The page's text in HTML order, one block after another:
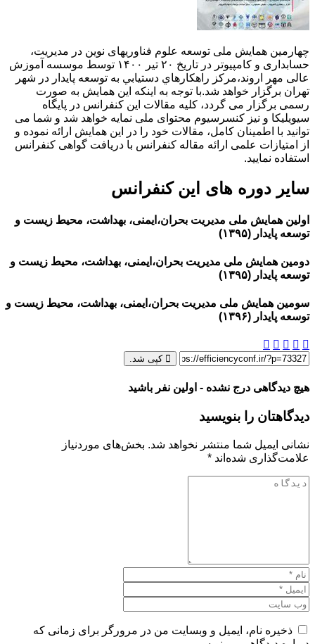
چهارمین همایش ملی توسعه علوم فناوریهای نوین در مدیریت،
حسابداری و کامپیوتر در تاریخ ۲۰ تیر ۱۴۰۰ توسط موسسه آموزش
عالی مهر اروند،مركز راهكارهاي دستيابي به توسعه پايدار در شهر
تهران برگزار خواهد شد.با توجه به اینکه این همایش به صورت
رسمی برگزار می گردد، کلیه مقالات این کنفرانس در پایگاه
سیویلیکا و نیز کنسرسیوم محتوای ملی نمایه خواهد شد و شما می
توانید با اطمینان کامل، مقالات خود را در این همایش ارائه نموده و
از امتیازات علمی ارائه مقاله کنفرانس با دریافت گواهی کنفرانس
استفاده نمایید.
سایر دوره های این کنفرانس
اولین همایش ملی مدیریت بحران،ایمنی، بهداشت، محیط زیست و
توسعه پایدار (۱۳۹۵)
دومین همایش ملی مدیریت بحران،ایمنی، بهداشت، محیط زیست و
توسعه پایدار (۱۳۹۵)
سومین همایش ملی مدیریت بحران،ایمنی، بهداشت، محیط زیست و
توسعه پایدار (۱۳۹۶)
کپی شد.
هیچ دیدگاهی درج نشده - اولین نفر باشید
دیدگاهتان را بنویسید
نشانی ایمیل شما منتشر نخواهد شد. بخش‌های موردنیاز
علامت‌گذاری شده‌اند *
ذخیره نام، ایمیل و وبسایت من در مرورگر برای زمانی که